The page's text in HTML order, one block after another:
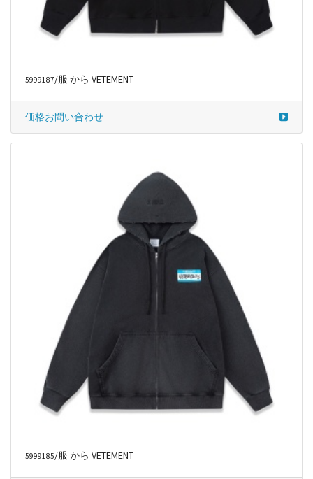
5999187/服 から VETEMENT
価格お問い合わせ
5999185/服 から VETEMENT